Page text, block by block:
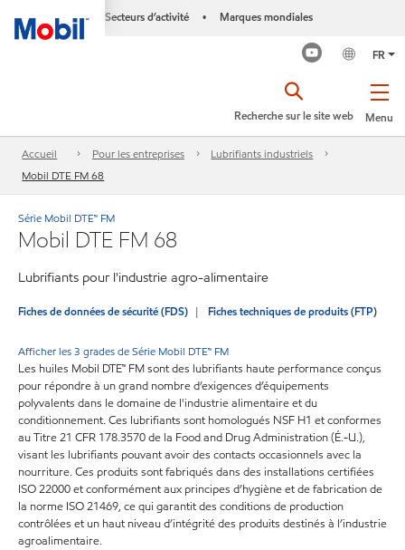
Secteurs d’activité • Marques mondiales
FR
Menu
Recherche sur le site web
Accueil Pour les entreprises
Lubrifiants industriels
Mobil DTE FM 68
Série Mobil DTE™ FM
Mobil DTE FM 68
Lubrifiants pour l'industrie agro-alimentaire
Fiches de données de sécurité (FDS) Fiches techniques de produits (FTP)
Afficher les 3 grades de Série Mobil DTE™ FM
Les huiles Mobil DTE™ FM sont des lubrifiants haute performance conçus
pour répondre à un grand nombre d’exigences d’équipements
polyvalents dans le domaine de l'industrie alimentaire et du
conditionnement. Ces lubrifiants sont homologués NSF H1 et conformes
au Titre 21 CFR 178.3570 de la Food and Drug Administration (É.-U.),
visant les lubrifiants pouvant avoir des contacts occasionnels avec la
nourriture. Ces produits sont fabriqués dans des installations certifiées
ISO 22000 et conformément aux principes d’hygiène et de fabrication de
la norme ISO 21469, ce qui garantit des conditions de production
contrôlées et un haut niveau d’intégrité des produits destinés à l’industrie
agroalimentaire.